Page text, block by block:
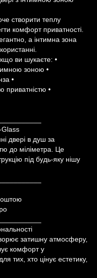
створити теплу
комфорт приватності.
а інтимна зона
ви шукаєте: •
зоною •
•
приватністю •
Glass
двері в душ за
до міліметра. Це
під будь-яку нішу
затишну атмосферу,
комфорт у
тих, хто цінує естетику,